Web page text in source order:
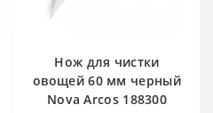
Нож для чистки
овощей 60 мм черный
Nova Arcos 188300